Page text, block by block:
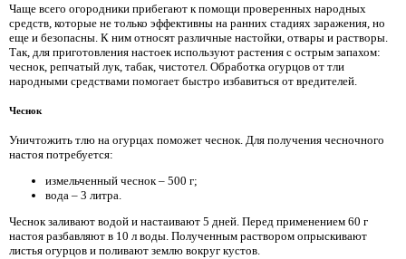
Чаще всего огородники прибегают к помощи проверенных народных
средств, которые не только эффективны на ранних стадиях заражения, но
еще и безопасны. К ним относят различные настойки, отвары и растворы.
Так, для приготовления настоек используют растения с острым запахом:
чеснок, репчатый лук, табак, чистотел. Обработка огурцов от тли
народными средствами помогает быстро избавиться от вредителей.
Чеснок
Уничтожить тлю на огурцах поможет чеснок. Для получения чесночного
настоя потребуется:
измельченный чеснок – 500 г;
вода – 3 литра.
Чеснок заливают водой и настаивают 5 дней. Перед применением 60 г
настоя разбавляют в 10 л воды. Полученным раствором опрыскивают
листья огурцов и поливают землю вокруг кустов.